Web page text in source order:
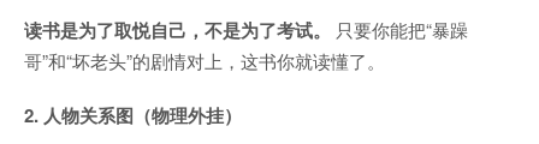
读书是为了取悦自己，不是为了考试。
只要你能把“暴躁
哥”和“坏老头”的剧情对上，这书你就读懂了。
2. 人物关系图（物理外挂）